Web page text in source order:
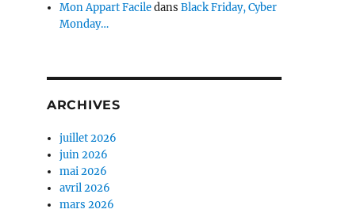
Mon Appart FaciledansBlack Friday, Cyber
Monday…
ARCHIVES
juillet 2026
juin 2026
mai 2026
avril 2026
mars 2026